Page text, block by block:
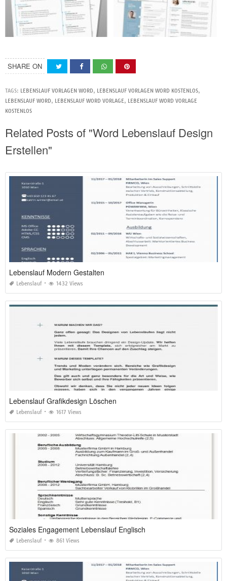
SHARE ON
TAGS: LEBENSLAUF VORLAGEN WORD, LEBENSLAUF VORLAGEN WORD KOSTENLOS,
LEBENSLAUF WORD, LEBENSLAUF WORD VORLAGE, LEBENSLAUF WORD VORLAGE
KOSTENLOS
Related Posts of "Word Lebenslauf Design
Erstellen"
Lebenslauf Modern Gestalten
Lebenslauf 1432 Views
Lebenslauf Grafikdesign Löschen
Lebenslauf 1617 Views
Soziales Engagement Lebenslauf Englisch
Lebenslauf 861 Views